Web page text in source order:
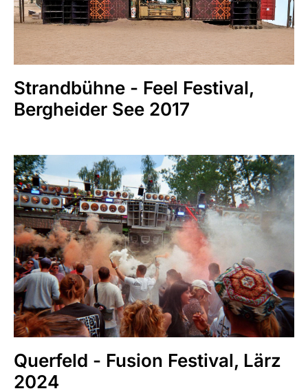
Strandbühne - Feel Festival,
Bergheider See 2017
Querfeld - Fusion Festival, Lärz
2024